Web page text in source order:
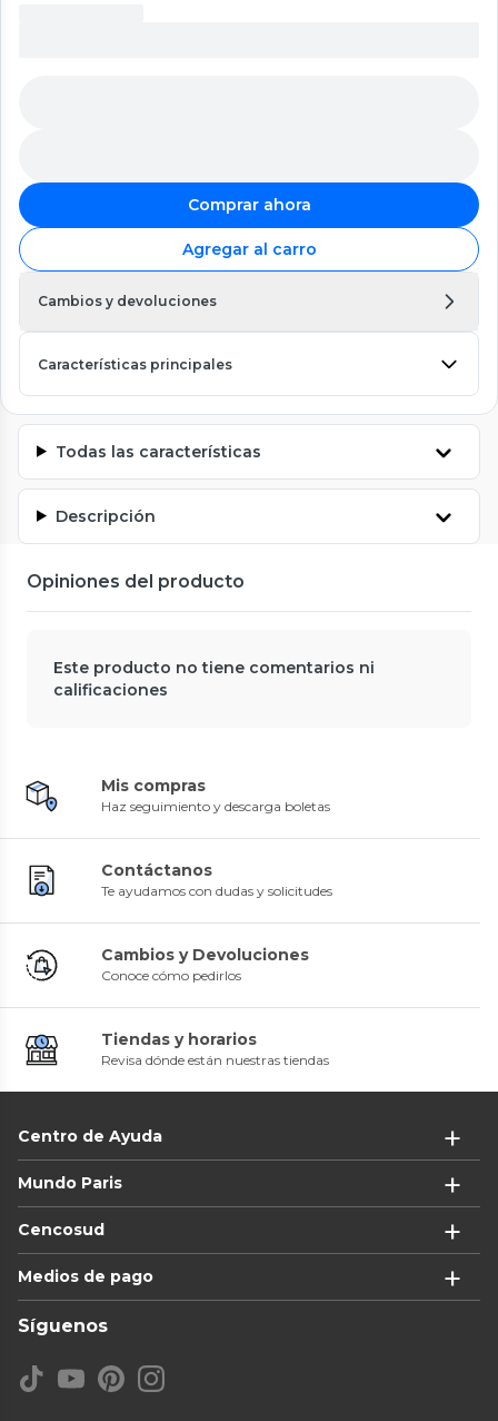
Comprar ahora
Agregar al carro
Cambios y devoluciones
Características principales
Todas las características
Descripción
Opiniones del producto
Este producto no tiene comentarios ni
calificaciones
Mis compras
Haz seguimiento y descarga boletas
Contáctanos
Te ayudamos con dudas y solicitudes
Cambios y Devoluciones
Conoce cómo pedirlos
Tiendas y horarios
Revisa dónde están nuestras tiendas
Centro de Ayuda
Mundo Paris
Cencosud
Medios de pago
Síguenos